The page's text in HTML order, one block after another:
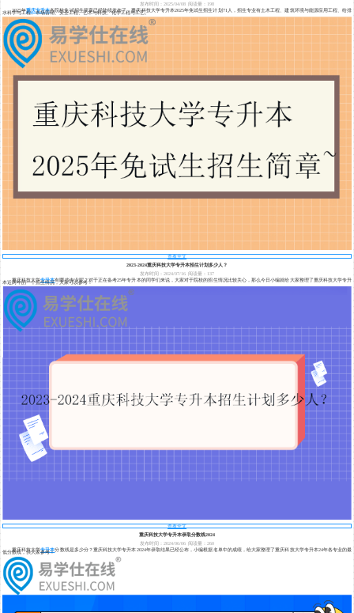
发布时间：2025/04/08 阅读量：198
2025年重庆专升本各院校免试招生简章已经陆续发布了，重庆科技大学专升本2025年免试生招生计划71人，招生专业有土木工程、建筑环境与能源应用工程、给排
水科学与工程、市场营销、安全工程、艺术与科技、化学工程与工艺。
查看全文
2023-2024重庆科技大学专升本招生计划多少人？
发布时间：2024/07/16 阅读量：137
重庆科技大学专升本有哪些专业呢？对于正在备考25年专升本的同学们来说，大家对于院校的招生情况比较关心，那么今日小编就给大家整理了重庆科技大学专升
本近两年的一个招生情况，大家可以参考！
查看全文
重庆科技大学专升本录取分数线2024
发布时间：2024/06/06 阅读量：260
重庆科技大学专升本分数线是多少分？重庆科技大学专升本2024年录取结果已经公布，小编根据名单中的成绩，给大家整理了重庆科技大学专升本24年各专业的最
低分数线，供大家参考！